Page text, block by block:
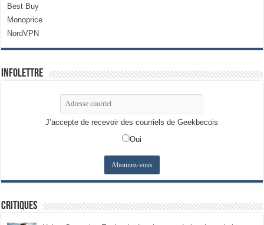
Best Buy
Monoprice
NordVPN
Infolettre
J’accepte de recevoir des courriels de Geekbecois
Oui
Critiques